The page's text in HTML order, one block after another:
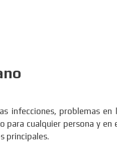
infecciones, problemas
para cualquier persona y
principales.